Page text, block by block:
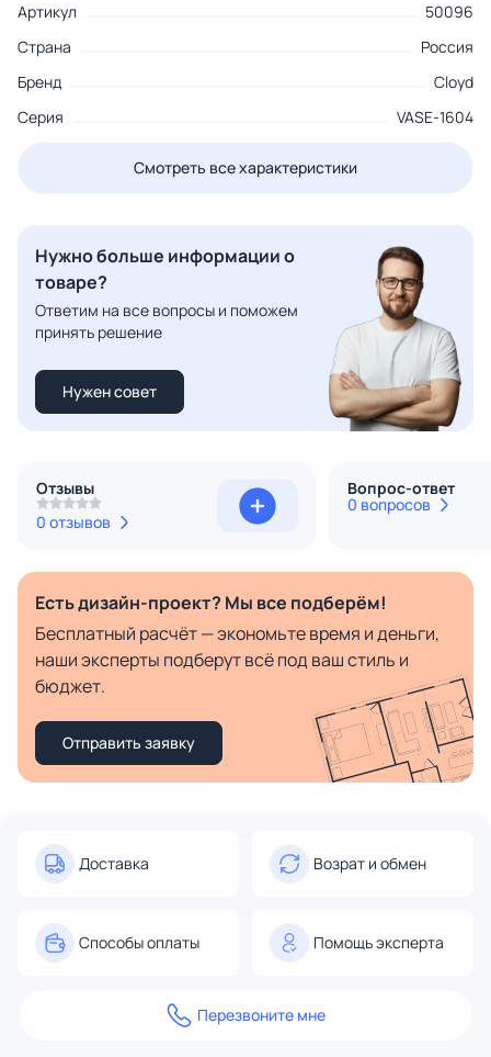
Артикул
50096
Страна
Россия
Бренд
Cloyd
Серия
VASE-1604
Смотреть все характеристики
Нужно больше информации о
товаре?
Ответим на все вопросы и поможем
принять решение
Нужен совет
Отзывы
0 отзывов
Вопрос-ответ
0 вопросов
Есть дизайн-проект? Мы все подберём!
Бесплатный расчёт — экономьте время и деньги,
наши эксперты подберут всё под ваш стиль и
бюджет.
Отправить заявку
Доставка Возрат и обмен
Способы оплаты Помощь эксперта
Перезвоните мне